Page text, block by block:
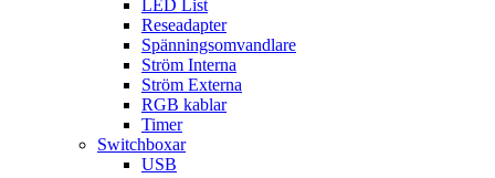
LED List
Reseadapter
Spänningsomvandlare
Ström Interna
Ström Externa
RGB kablar
Timer
Switchboxar
USB